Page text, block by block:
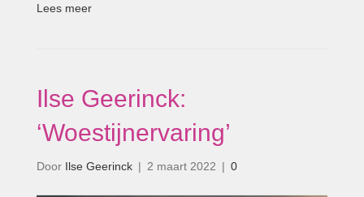
Lees meer
Ilse Geerinck:
‘Woestijnervaring’
Door Ilse Geerinck | 2 maart 2022 | 0